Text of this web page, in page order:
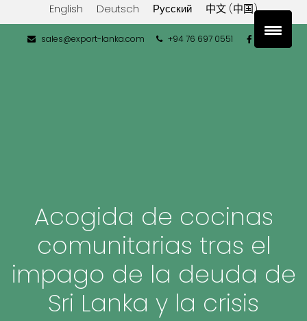
English Deutsch Русский 中文 (中国)
sales@export-lanka.com +94 76 697 0551
Acogida de cocinas
comunitarias tras el
impago de la deuda de
Sri Lanka y la crisis